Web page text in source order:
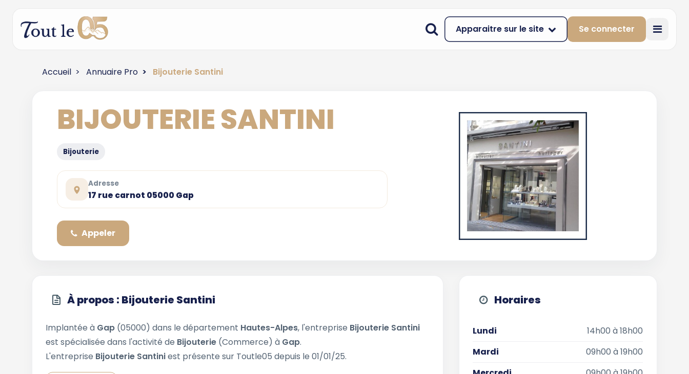
Apparaitre sur le site Se connecter
Accueil Annuaire Pro Bijouterie Santini
BIJOUTERIE SANTINI
Bijouterie
Adresse
17 rue carnot 05000 Gap
Appeler
À propos : Bijouterie Santini
Implantée à Gap (05000) dans le département Hautes-Alpes, l'entreprise Bijouterie Santini
est spécialisée dans l'activité de Bijouterie (Commerce) à Gap.
L'entreprise Bijouterie Santiniest présente sur Toutle05 depuis le 01/01/25.
Horaires
Lundi
14h00 à 18h00
Mardi
09h00 à 19h00